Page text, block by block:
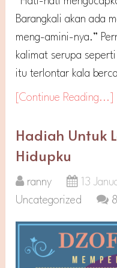
Barangkali akan ada
meng-amini-nya.”
kalimat serupa
itu terlontar kala
[Continue Reading...]
Hadiah Untuk
Hidupku
ranny 13
Uncategorized